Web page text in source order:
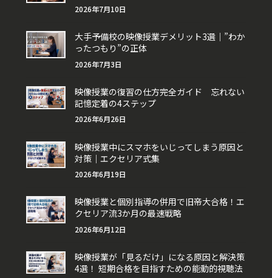
2026年7月10日
大手予備校の映像授業デメリット3選｜”わか
ったつもり”の正体
2026年7月3日
映像授業の復習の仕方完全ガイド 忘れない
記憶定着の4ステップ
2026年6月26日
映像授業中にスマホをいじってしまう原因と
対策｜エクセリア式集
2026年6月19日
映像授業と個別指導の併用で旧帝大合格！エ
クセリア流3か月の最速戦略
2026年6月12日
映像授業が「見るだけ」になる原因と解決策
4選！ 短期合格を目指すための能動的視聴法